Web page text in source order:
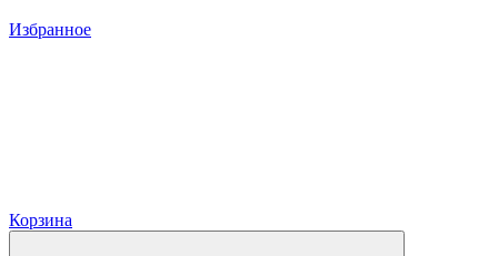
Избранное
Корзина